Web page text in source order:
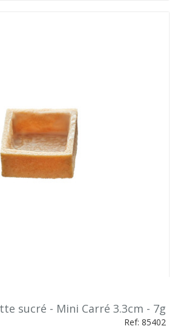
sucré - Mini Carré 3.3cm - 7g
Ref: 85402